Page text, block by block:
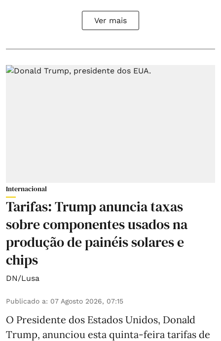
Ver mais
Internacional
Tarifas: Trump anuncia taxas
sobre componentes usados na
produção de painéis solares e
chips
DN/Lusa
Publicado a: 07 Agosto 2026, 07:15
O Presidente dos Estados Unidos, Donald
Trump, anunciou esta quinta-feira tarifas de